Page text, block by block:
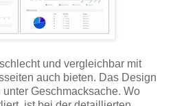
und vergleichbar mit
auch bieten. Das Design
Geschmacksache. Wo